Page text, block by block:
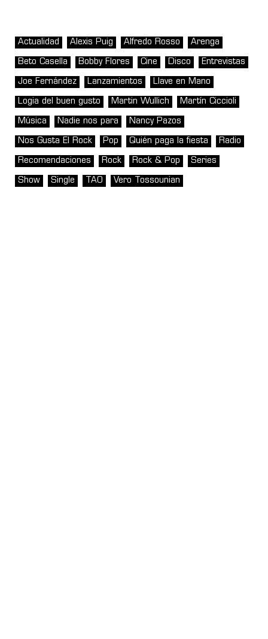
Actualidad Alexis Puig Alfredo Rosso Arenga
Beto Casella Bobby Flores Cine Disco Entrevistas
Joe Fernández Lanzamientos Llave en Mano
Logia del buen gusto Martin Wullich Martín Ciccioli
Música Nadie nos para Nancy Pazos
Nos Gusta El Rock Pop Quién paga la fiesta Radio
Recomendaciones Rock Rock & Pop Series
Show Single TAO Vero Tossounian